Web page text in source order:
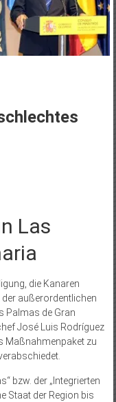
Las
die Kanaren
außerordentlichen
Palmas de Gran
José Luis Rodríguez
Maßnahmenpaket zu
bzw. der „Integrierten
Staat der Region bis